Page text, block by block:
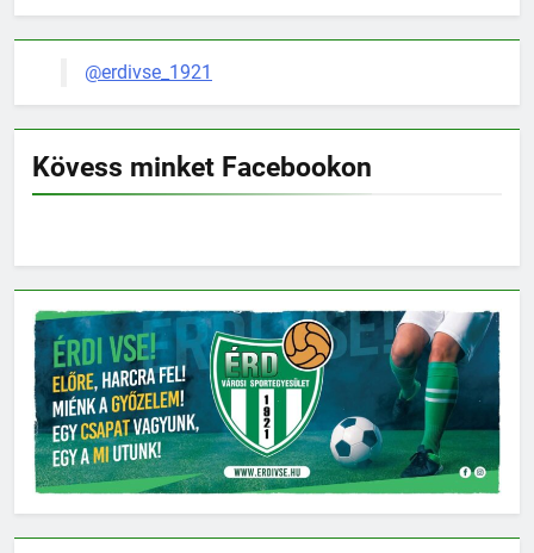
@erdivse_1921
Kövess minket Facebookon